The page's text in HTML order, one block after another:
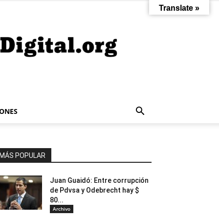
MÁS POPULAR
Juan Guaidó: Entre corrupción
de Pdvsa y Odebrecht hay $
80...
Archivo
Translate »